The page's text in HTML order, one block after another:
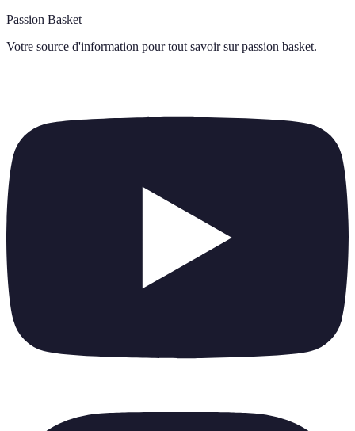
Passion Basket
Votre source d'information pour tout savoir sur passion basket.